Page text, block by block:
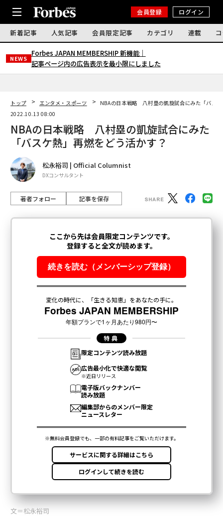
会員登録 ログイン
新着記事 人気記事 会員限定記事 カテゴリ 連載
NEWS
Forbes JAPAN MEMBERSHIP 新機能｜
記事ページ内の広告表示を最小限にしました
トップ エンタメ・スポーツ
NBAの日本戦略 八村塁の凱旋試合にみた「バス
2022.10.13 08:00
NBAの日本戦略 八村塁の凱旋試合にみた
「バスケ熱」再燃をどう活かす？
松永裕司 | Official Columnist
DXコンサルタント
著者フォロー 記事を保存
文＝松永裕司